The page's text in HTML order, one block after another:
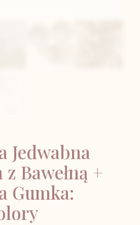
Jedwabna
Bawełną +
Gumka: